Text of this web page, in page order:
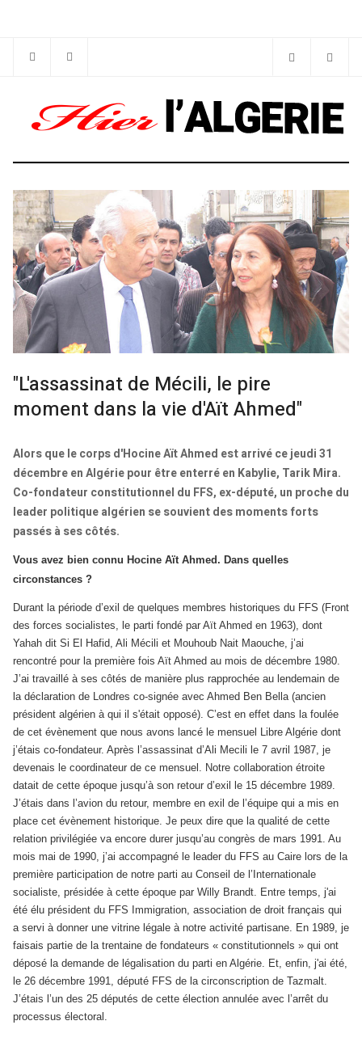
"L'assassinat de Mécili, le pire
moment dans la vie d'Aït Ahmed"
Alors que le corps d'Hocine Aït Ahmed est arrivé ce jeudi 31
décembre en Algérie pour être enterré en Kabylie, Tarik Mira.
Co-fondateur constitutionnel du FFS, ex-député, un proche du
leader politique algérien se souvient des moments forts
passés à ses côtés.
Vous avez bien connu Hocine Aït Ahmed. Dans quelles
circonstances ?
Durant la période d’exil de quelques membres historiques du FFS (Front
des forces socialistes, le parti fondé par Aït Ahmed en 1963), dont
Yahah dit Si El Hafid, Ali Mécili et Mouhoub Nait Maouche, j’ai
rencontré pour la première fois Aït Ahmed au mois de décembre 1980.
J’ai travaillé à ses côtés de manière plus rapprochée au lendemain de
la déclaration de Londres co-signée avec Ahmed Ben Bella (ancien
président algérien à qui il s'était opposé). C’est en effet dans la foulée
de cet évènement que nous avons lancé le mensuel Libre Algérie dont
j’étais co-fondateur. Après l’assassinat d’Ali Mecili le 7 avril 1987, je
devenais le coordinateur de ce mensuel. Notre collaboration étroite
datait de cette époque jusqu’à son retour d’exil le 15 décembre 1989.
J’étais dans l’avion du retour, membre en exil de l’équipe qui a mis en
place cet évènement historique. Je peux dire que la qualité de cette
relation privilégiée va encore durer jusqu’au congrès de mars 1991. Au
mois mai de 1990, j’ai accompagné le leader du FFS au Caire lors de la
première participation de notre parti au Conseil de l’Internationale
socialiste, présidée à cette époque par Willy Brandt. Entre temps, j'ai
été élu président du FFS Immigration, association de droit français qui
a servi à donner une vitrine légale à notre activité partisane. En 1989, je
faisais partie de la trentaine de fondateurs « constitutionnels » qui ont
déposé la demande de légalisation du parti en Algérie. Et, enfin, j'ai été,
le 26 décembre 1991, député FFS de la circonscription de Tazmalt.
J’étais l’un des 25 députés de cette élection annulée avec l’arrêt du
processus électoral.